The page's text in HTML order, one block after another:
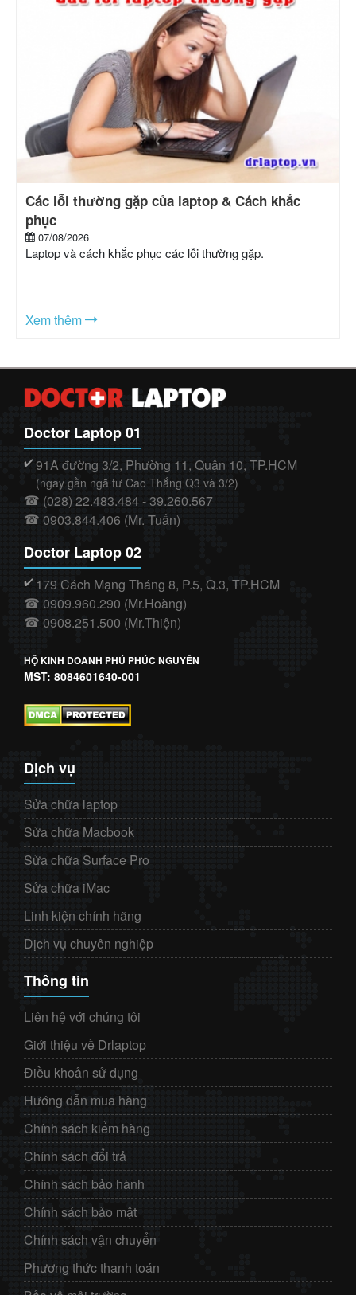
Các lỗi thường gặp của laptop & Cách khắc
phục
07/08/2026
Laptop và cách khắc phục các lỗi thường gặp.
Xem thêm
Doctor Laptop 01
✔️ 91A đường 3/2, Phường 11, Quận 10, TP.HCM
(ngay gần ngã tư Cao Thắng Q3 và 3/2)
☎ (028) 22.483.484 - 39.260.567
☎ 0903.844.406 (Mr. Tuấn)
Doctor Laptop 02
✔️ 179 Cách Mạng Tháng 8, P.5, Q.3, TP.HCM
☎ 0909.960.290 (Mr.Hoàng)
☎ 0908.251.500 (Mr.Thiện)
HỘ KINH DOANH PHÚ PHÚC NGUYÊN
MST: 8084601640-001
Dịch vụ
Sửa chữa laptop
Sửa chữa Macbook
Sửa chữa Surface Pro
Sửa chữa iMac
Linh kiện chính hãng
Dịch vụ chuyên nghiệp
Thông tin
Liên hệ với chúng tôi
Giới thiệu về Drlaptop
Điều khoản sử dụng
Hướng dẫn mua hàng
Chính sách kiểm hàng
Chính sách đổi trả
Chính sách bảo hành
Chính sách bảo mật
Chính sách vận chuyển
Phương thức thanh toán